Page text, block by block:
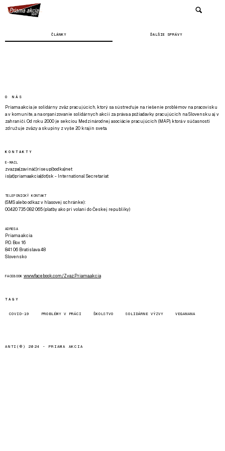
ČLÁNKY ĎALŠIE SPRÁVY
O NÁS
Priama akcia je solidárny zväz pracujúcich, ktorý sa sústreďuje na riešenie problémov na pracovisku
a v komunite, a na organizovanie solidárnych akcií za práva a požiadavky pracujúcich na Slovensku aj v
zahraničí. Od roku 2000 je sekciou Medzinárodnej asociácie pracujúcich (MAP), ktorá v súčasnosti
združuje zväzy a skupiny z vyše 20 krajín sveta.
KONTAKTY
E-MAIL
zvazpa(zavináč)riseup(bodka)net
is(at)priamaakcia(dot)sk - International Secretariat
TELEFONICKÝ KONTAKT
(SMS alebo odkaz v hlasovej schránke):
00420 735 082 065 (platby ako pri volaní do Českej republiky)
ADRESA
Priama akcia
P.O. Box 16
841 06 Bratislava 48
Slovensko
FACEBOOK www.facebook.com/Zvaz.Priama.akcia
TAGY
COVID-19 PROBLÉMY V PRÁCI ŠKOLSTVO SOLIDÁRNE VÝZVY VEGANANA
ANTI(©) 2024 - PRIAMA AKCIA